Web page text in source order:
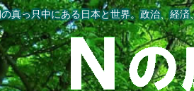
真っ只中にある日本と世界。政治、経